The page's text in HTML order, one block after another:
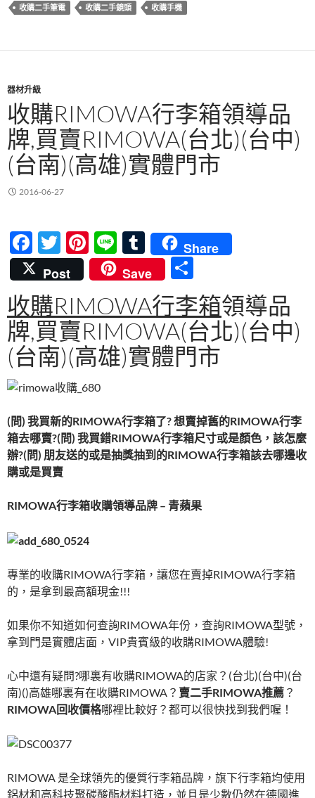
o
收購二手筆電
收購二手鏡頭 收購手機
器材升級
收購RIMOWA行李箱領導品
牌,買賣RIMOWA(台北)(台中)
(台南)(高雄)實體門市
2016-06-27
F
ac
e
b
o
o
k
T
w
itt
er
Pi
nt
er
es
t
Li
n
e
T
u
m
bl
r
Share
Post
Save
享
收購RIMOWA行李箱領導品
牌,買賣RIMOWA(台北)(台中)
(台南)(高雄)實體門市
(問) 我買新的RIMOWA行李箱了? 想賣掉舊的RIMOWA行李
箱去哪賣?(問) 我買錯RIMOWA行李箱尺寸或是顏色，該怎麼
辦?(問) 朋友送的或是抽獎抽到的RIMOWA行李箱該去哪邊收
購或是買賣
RIMOWA行李箱收購領導品牌 – 青蘋果
專業的收購RIMOWA行李箱，讓您在賣掉RIMOWA行李箱
的，是拿到最高額現金!!!
如果你不知道如何查詢RIMOWA年份，查詢RIMOWA型號，
拿到門是實體店面，VIP貴賓級的收購RIMOWA體驗!
心中還有疑問?哪裏有收購RIMOWA的店家？(台北)(台中)(台
南)()高雄哪裏有在收購RIMOWA？ 賣二手RIMOWA推薦 ？
RIMOWA回收價格哪裡比較好？都可以很快找到我們喔！
RIMOWA 是全球領先的優質行李箱品牌，旗下行李箱均使用
鋁材和高科技聚碳酸酯材料打造，並且是少數仍然在德國進